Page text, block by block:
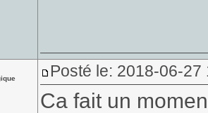
Posté le: 2018-06-27
Ca fait un